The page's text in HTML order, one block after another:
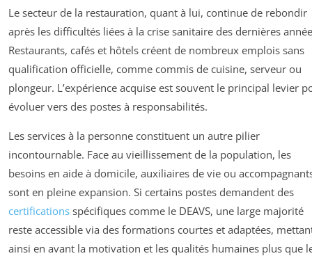
Le secteur de la restauration, quant à lui, continue de rebondir
après les difficultés liées à la crise sanitaire des dernières
Restaurants, cafés et hôtels créent de nombreux emplois sans
qualification officielle, comme commis de cuisine, serveur ou
plongeur. L’expérience acquise est souvent le principal levier
évoluer vers des postes à responsabilités.
Les services à la personne constituent un autre pilier
incontournable. Face au vieillissement de la population, les
besoins en aide à domicile, auxiliaires de vie ou
sont en pleine expansion. Si certains postes demandent des
certifications spécifiques comme le DEAVS, une large majorité
reste accessible via des formations courtes et adaptées,
ainsi en avant la motivation et les qualités humaines plus que